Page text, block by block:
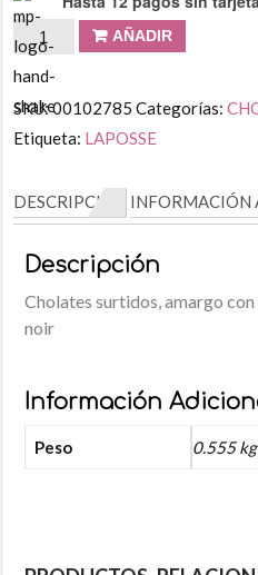
AÑADIR
SKU:00102785 Categorías:
Etiqueta: LAPOSSE
DESCRIPCIÓN INFORMACIÓN
Descripción
Cholates surtidos, amargo
noir
Información
Peso 0.555 kg